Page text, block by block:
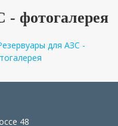
- фотогалерея
48